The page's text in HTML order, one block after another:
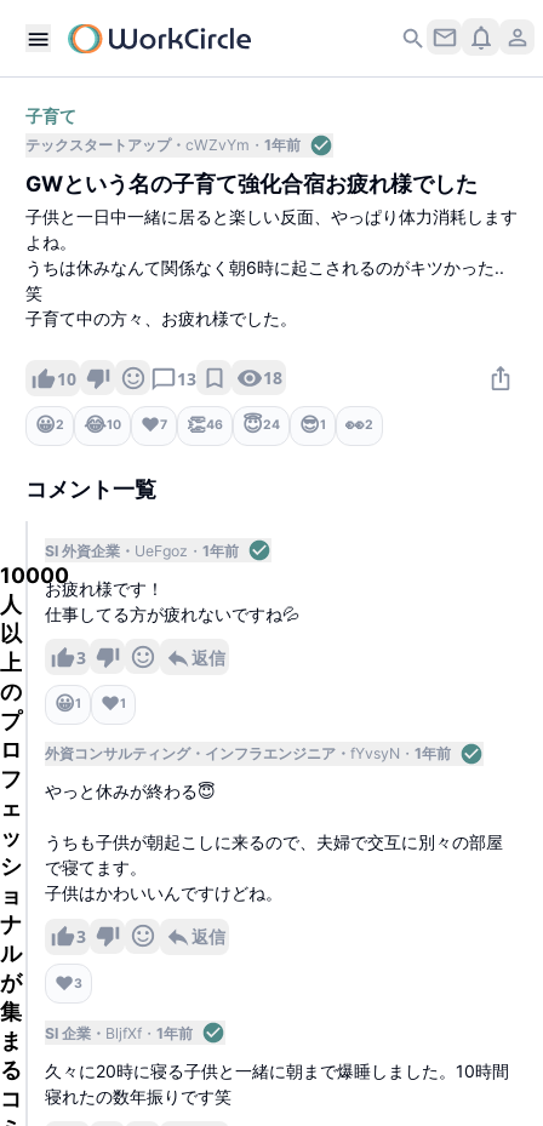
10000
人
以
上
の
プ
ロ
フ
ェ
ッ
シ
ョ
ナ
ル
が
集
ま
る
コ
子育て
テックスタートアップ cWZvYm 1年前
GWという名の子育て強化合宿お疲れ様でした
子供と一日中一緒に居ると楽しい反面、やっぱり体力消耗します
よね。
うちは休みなんて関係なく朝6時に起こされるのがキツかった..
笑
子育て中の方々、お疲れ様でした。
10 13 18
😀2 😂10 ❤️7 👏46 😇24 😎1 👀2
コメント一覧
SI 外資企業 UeFgoz 1年前
お疲れ様です！
仕事してる方が疲れないですね💦
3 返信
😀1 ❤️1
外資コンサルティング インフラエンジニア fYvsyN 1年前
やっと休みが終わる😇
うちも子供が朝起こしに来るので、夫婦で交互に別々の部屋
で寝てます。
子供はかわいいんですけどね。
3 返信
❤️3
SI 企業 BljfXf 1年前
久々に20時に寝る子供と一緒に朝まで爆睡しました。10時間
寝れたの数年振りです笑